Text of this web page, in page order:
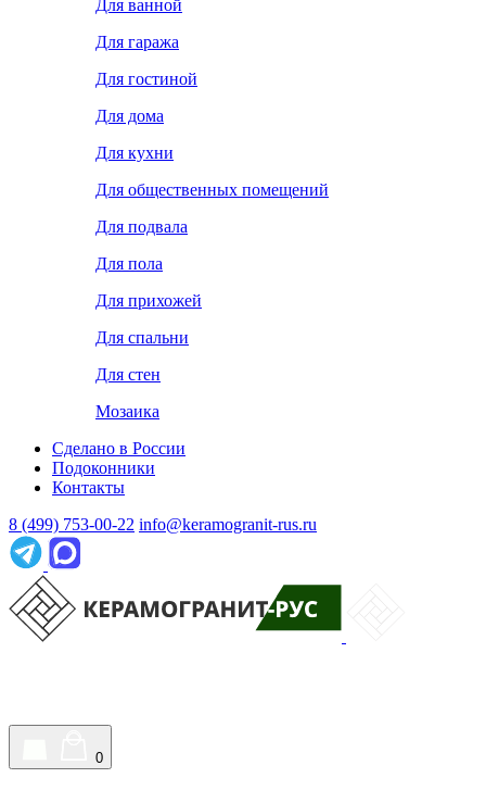
Для ванной
Для гаража
Для гостиной
Для дома
Для кухни
Для общественных помещений
Для подвала
Для пола
Для прихожей
Для спальни
Для стен
Мозаика
Сделано в России
Подоконники
Контакты
8 (499) 753-00-22 info@keramogranit-rus.ru
0